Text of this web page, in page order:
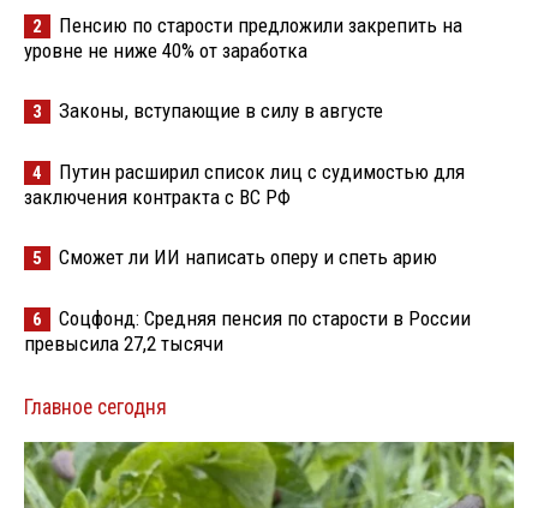
2
Пенсию по старости предложили закрепить на
уровне не ниже 40% от заработка
3 Законы, вступающие в силу в августе
4
Путин расширил список лиц с судимостью для
заключения контракта с ВС РФ
5 Сможет ли ИИ написать оперу и спеть арию
6
Соцфонд: Средняя пенсия по старости в России
превысила 27,2 тысячи
Главное сегодня